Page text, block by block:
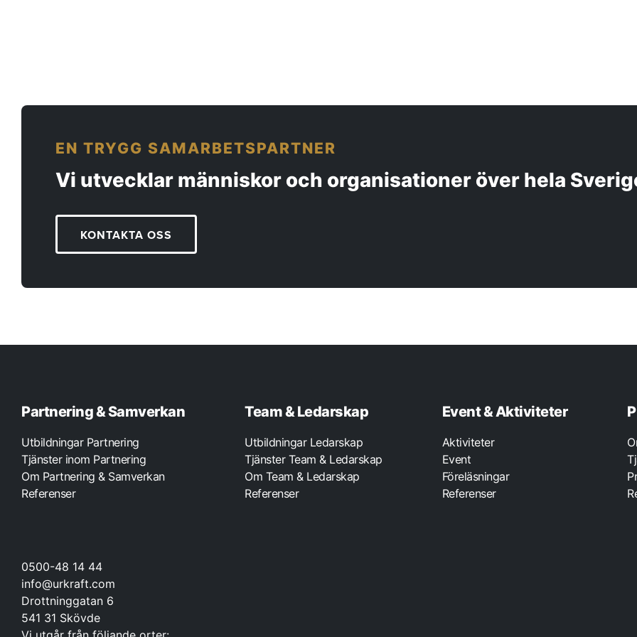
EN TRYGG SAMARBETSPARTNER
Vi utvecklar människor och organisationer över hela
KONTAKTA OSS
Partnering & Samverkan
Utbildningar Partnering
Tjänster inom Partnering
Om Partnering & Samverkan
Referenser
Team & Ledarskap
Utbildningar Ledarskap
Tjänster Team & Ledarskap
Om Team & Ledarskap
Referenser
Event & Aktiviteter
Aktiviteter
Event
Föreläsningar
Referenser
0500-48 14 44
info@urkraft.com
Drottninggatan 6
541 31 Skövde